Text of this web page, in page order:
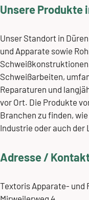
Unsere Produkte
Unser Standort in
und Apparate sowie
Schweißkonstruktionen
Schweißarbeiten,
Reparaturen und
vor Ort. Die Produkte
Branchen zu finden,
Industrie oder auch der
Adresse /
Textoris Apparate- und